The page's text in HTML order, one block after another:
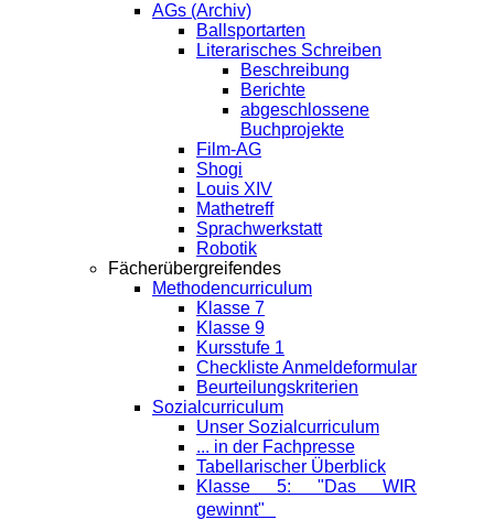
AGs (Archiv)
Ballsportarten
Literarisches Schreiben
Beschreibung
Berichte
abgeschlossene
Buchprojekte
Film-AG
Shogi
Louis XIV
Mathetreff
Sprachwerkstatt
Robotik
Fächerübergreifendes
Methodencurriculum
Klasse 7
Klasse 9
Kursstufe 1
Checkliste Anmeldeformular
Beurteilungskriterien
Sozialcurriculum
Unser Sozialcurriculum
... in der Fachpresse
Tabellarischer Überblick
Klasse 5: "Das WIR
gewinnt"